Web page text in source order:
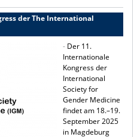
der The International
- Der 11.
Internationale
Kongress der
International
Society for
Gender Medicine
findet am 18.–19.
September 2025
in Magdeburg